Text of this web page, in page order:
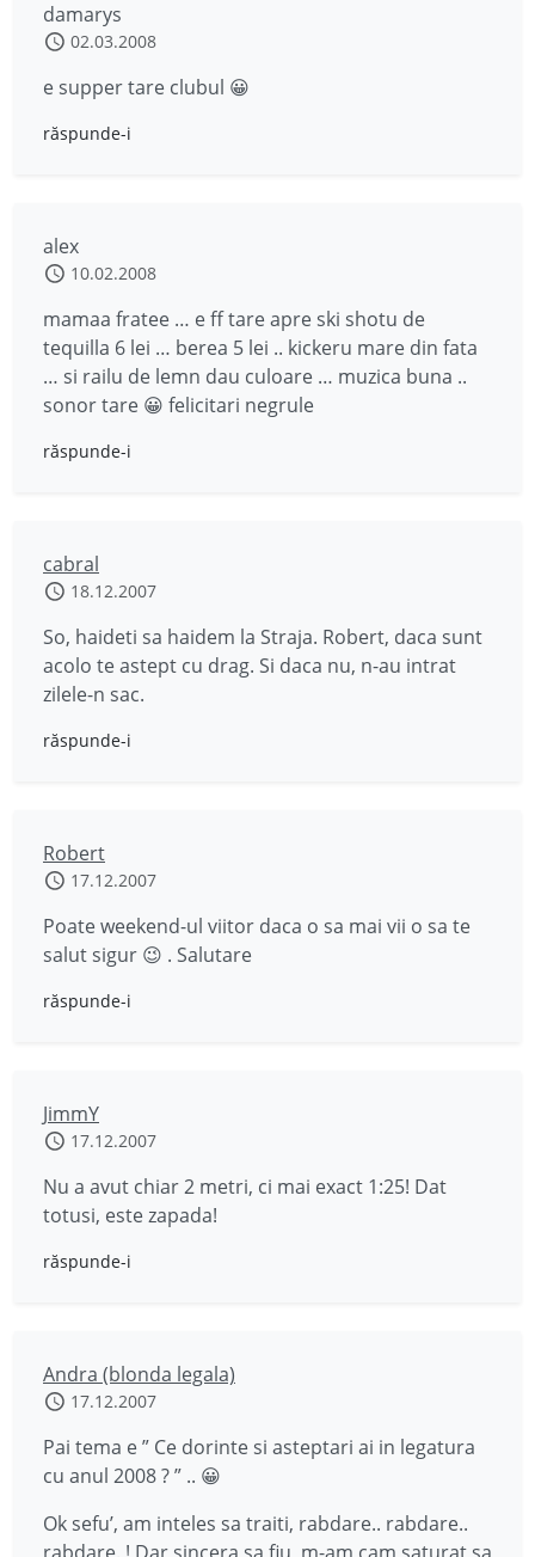
damarys
02.03.2008
e supper tare clubul 😀
răspunde-i
alex
10.02.2008
mamaa fratee … e ff tare apre ski shotu de
tequilla 6 lei … berea 5 lei .. kickeru mare din fata
… si railu de lemn dau culoare … muzica buna ..
sonor tare 😀 felicitari negrule
răspunde-i
cabral
18.12.2007
So, haideti sa haidem la Straja. Robert, daca sunt
acolo te astept cu drag. Si daca nu, n-au intrat
zilele-n sac.
răspunde-i
Robert
17.12.2007
Poate weekend-ul viitor daca o sa mai vii o sa te
salut sigur 😉 . Salutare
răspunde-i
JimmY
17.12.2007
Nu a avut chiar 2 metri, ci mai exact 1:25! Dat
totusi, este zapada!
răspunde-i
Andra (blonda legala)
17.12.2007
Pai tema e ” Ce dorinte si asteptari ai in legatura
cu anul 2008 ? ” .. 😀
Ok sefu’, am inteles sa traiti, rabdare.. rabdare..